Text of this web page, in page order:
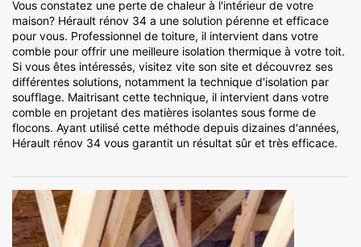
Vous constatez une perte de chaleur à l'intérieur de votre
maison? Hérault rénov 34 a une solution pérenne et efficace
pour vous. Professionnel de toiture, il intervient dans votre
comble pour offrir une meilleure isolation thermique à votre toit.
Si vous êtes intéressés, visitez vite son site et découvrez ses
différentes solutions, notamment la technique d'isolation par
soufflage. Maitrisant cette technique, il intervient dans votre
comble en projetant des matières isolantes sous forme de
flocons. Ayant utilisé cette méthode depuis dizaines d'années,
Hérault rénov 34 vous garantit un résultat sûr et très efficace.